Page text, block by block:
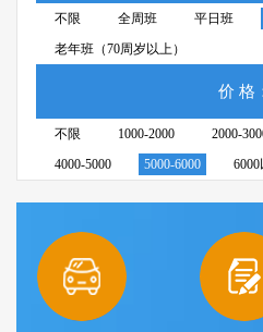
不限 全周班 平日班
老年班（70周岁以上）
价 格
不限 1000-2000 2000-
4000-5000
5000-6000